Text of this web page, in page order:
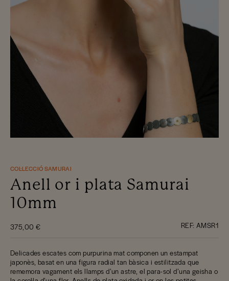
COL·LECCIÓ SAMURAI
Anell or i plata Samurai
10mm
375,00 € REF: AMSR1
Delicades escates com purpurina mat componen un estampat
japonès, basat en una figura radial tan bàsica i estilitzada que
rememora vagament els llamps d’un astre, el para-sol d’una geisha o